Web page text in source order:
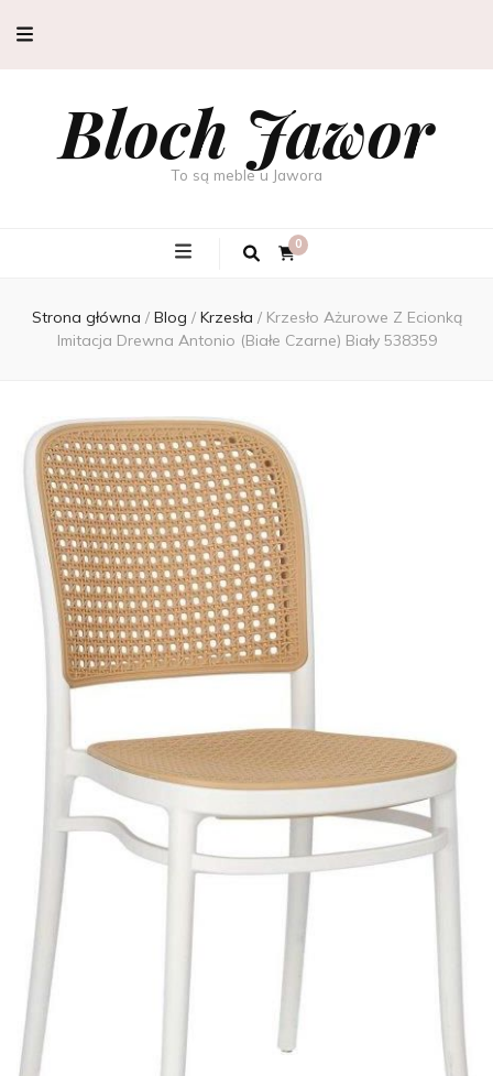
Bloch Jawor
To są meble u Jawora
0
Strona główna / Blog / Krzesła / Krzesło Ażurowe Z Ecionką
Imitacja Drewna Antonio (Białe Czarne) Biały 538359